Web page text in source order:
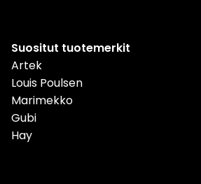
Suositut tuotemerkit
Artek
Louis Poulsen
Marimekko
Gubi
Hay